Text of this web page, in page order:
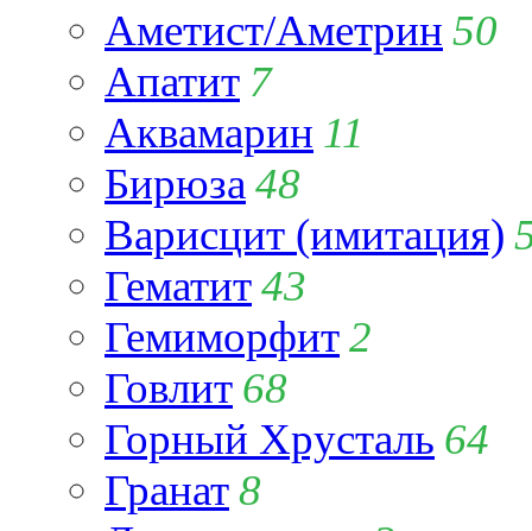
Аметист/Аметрин 50
Апатит 7
Аквамарин 11
Бирюза 48
Варисцит (имитация)
Гематит43
Гемиморфит2
Говлит 68
Горный Хрусталь 64
Гранат8